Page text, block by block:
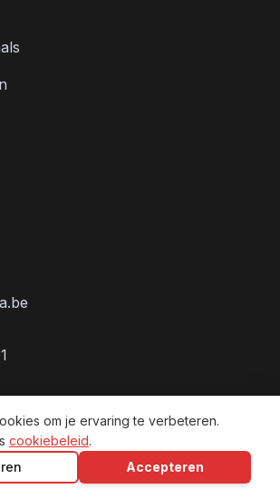
om je ervaring te verbeteren.
cookiebeleid.
Accepteren
BV VAT:BE0797.905.271
voorwaarden
Privacybeleid